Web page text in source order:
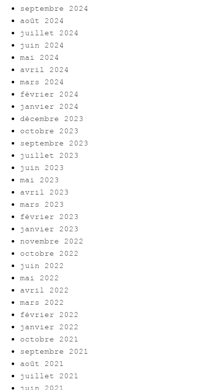
septembre 2024
août 2024
juillet 2024
juin 2024
mai 2024
avril 2024
mars 2024
février 2024
janvier 2024
décembre 2023
octobre 2023
septembre 2023
juillet 2023
juin 2023
mai 2023
avril 2023
mars 2023
février 2023
janvier 2023
novembre 2022
octobre 2022
juin 2022
mai 2022
avril 2022
mars 2022
février 2022
janvier 2022
octobre 2021
septembre 2021
août 2021
juillet 2021